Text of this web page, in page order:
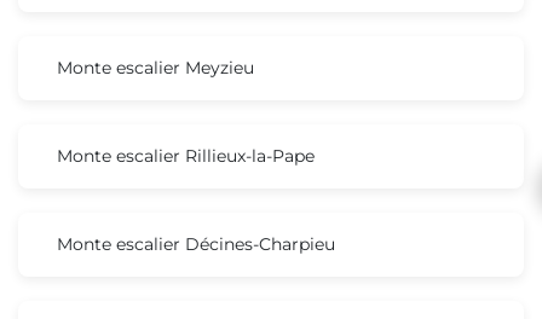
Monte escalier Meyzieu
Monte escalier Rillieux-la-Pape
Monte escalier Décines-Charpieu